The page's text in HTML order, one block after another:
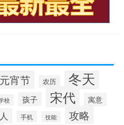
元宵节 农历 冬天
校 孩子 宋代 寓意
手机 技能 攻略